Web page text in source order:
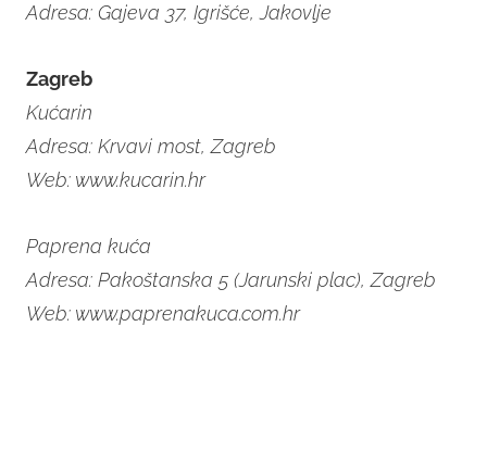
Adresa: Gajeva 37, Igrišće, Jakovlje
Zagreb
Kućarin
Adresa: Krvavi most, Zagreb
Web: www.kucarin.hr
Paprena kuća
Adresa: Pakoštanska 5 (Jarunski plac), Zagreb
Web: www.paprenakuca.com.hr